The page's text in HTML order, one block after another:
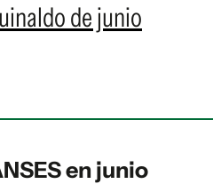
de junio
en junio